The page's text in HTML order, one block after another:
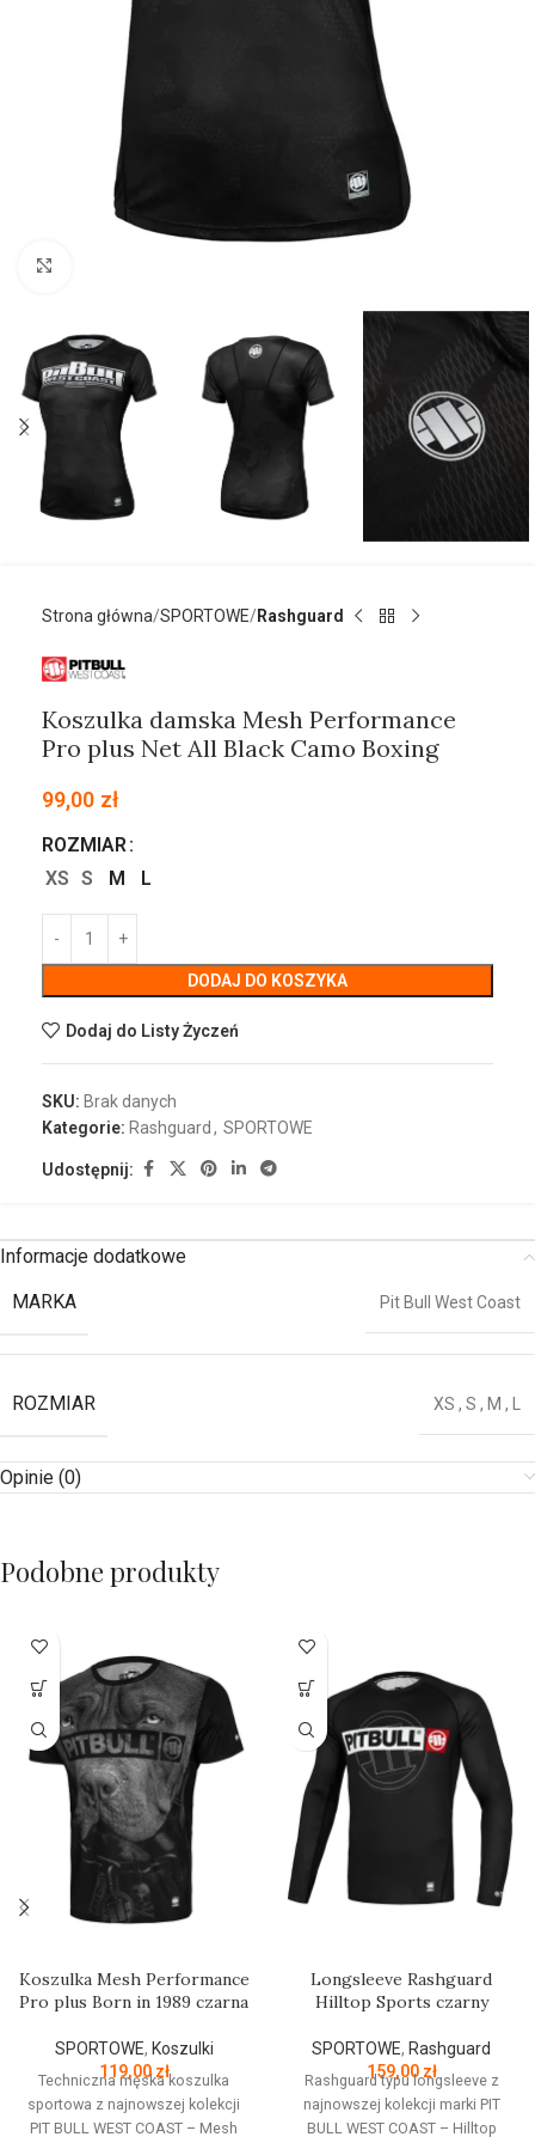
Strona główna SPORTOWE Rashguard
Koszulka damska Mesh Performance
Pro plus Net All Black Camo Boxing
99,00 zł
ROZMIAR
XS S M L
DODAJ DO KOSZYKA
Dodaj do Listy Życzeń
SKU: Brak danych
Kategorie: Rashguard , SPORTOWE
Udostępnij:
Informacje dodatkowe
MARKA
Pit Bull West Coast
ROZMIAR XS , S , M , L
Opinie (0)
Podobne produkty
Koszulka Mesh Performance
Pro plus Born in 1989 czarna
SPORTOWE, Koszulki
119,00 zł
Techniczna męska koszulka
sportowa z najnowszej kolekcji
PIT BULL WEST COAST – Mesh
Longsleeve Rashguard
Hilltop Sports czarny
SPORTOWE, Rashguard
159,00 zł
Rashguard typu longsleeve z
najnowszej kolekcji marki PIT
BULL WEST COAST – Hilltop